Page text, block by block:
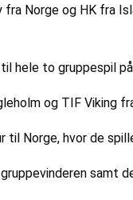
fra Norge og HK fra
hele to gruppespil
og TIF Viking
til Norge, hvor de
samt